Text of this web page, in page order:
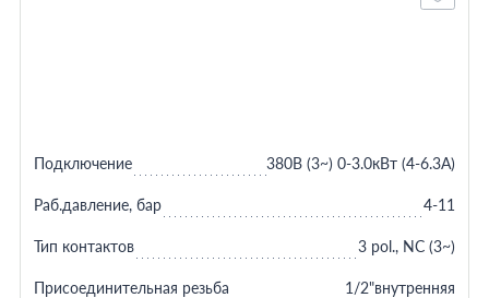
Подключение 380В (3~) 0-3.0кВт (4-6.3A)
Раб.давление, бар 4-11
Тип контактов 3 pol., NC (3~)
Присоединительная резьба 1/2"внутренняя